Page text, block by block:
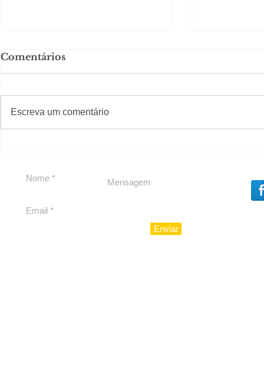
Comentários
Escreva um comentário
#Sugestões
Enviar